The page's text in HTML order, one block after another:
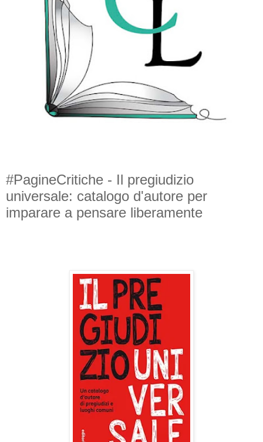
#PagineCritiche - Il pregiudizio
universale: catalogo d'autore per
imparare a pensare liberamente